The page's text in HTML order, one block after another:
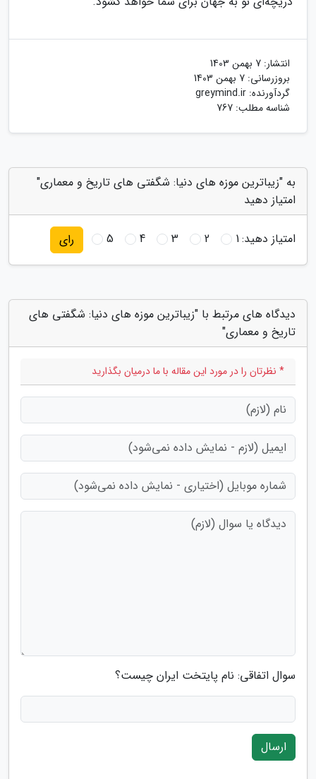
انتشار: 7 بهمن 1403
بروزرسانی: 7 بهمن 1403
گردآورنده: greymind.ir
شناسه مطلب: 767
به "زیباترین موزه های دنیا: شگفتی های تاریخ و معماری"
امتیاز دهید
امتیاز دهید:1
2
3
4
5 رای
دیدگاه های مرتبط با "زیباترین موزه های دنیا: شگفتی های
تاریخ و معماری"
* نظرتان را در مورد این مقاله با ما درمیان بگذارید
سوال اتفاقی: نام پایتخت ایران چیست؟
ارسال